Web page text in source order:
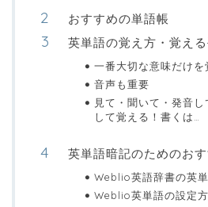
おすすめの単語帳
英単語の覚え方・覚え
一番大切な意味だけを
音声も重要
見て・聞いて・発音
して覚える！書くは…
英単語暗記のためのお
Weblio英語辞書の英
Weblio英単語の設定